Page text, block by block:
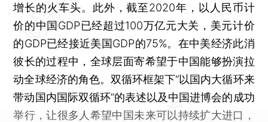
增长的火车头。此外，截至2020年，以人民币计
价的中国GDP已经超过100万亿元大关，美元计价
的GDP已经接近美国GDP的75%。在中美经济此消
彼长的过程中，全球层面寄希望于中国能够扮演拉
动全球经济的角色。双循环框架下“以国内大循环来
带动国内国际双循环”的表述以及中国进博会的成功
举行，让很多人希望中国未来可以持续扩大进口，